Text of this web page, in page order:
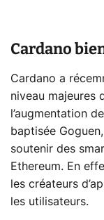
Cardano
Cardano a
niveau majeures
l’augmentation
baptisée
soutenir des
Ethereum. En
les créateurs
les utilisateurs.